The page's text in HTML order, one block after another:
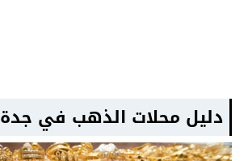
دليل محلات الذهب في جدة